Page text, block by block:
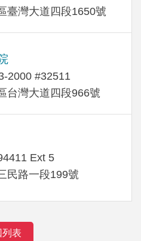
臺灣大道四段1650號
2000 #32511
台灣大道四段966號
Ext 5
民路一段199號
列表